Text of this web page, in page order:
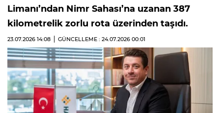
Limanı’ndan Nimr Sahası’na uzanan 387
kilometrelik zorlu rota üzerinden taşıdı.
23.07.2026 14:08 GÜNCELLEME : 24.07.2026 00:01